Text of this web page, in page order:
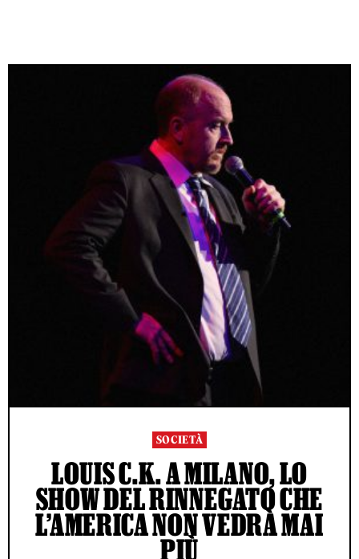
SOCIETÀ
LOUIS C.K. A MILANO, LO
SHOW DEL RINNEGATO CHE
L’AMERICA NON VEDRÀ MAI
PIÙ